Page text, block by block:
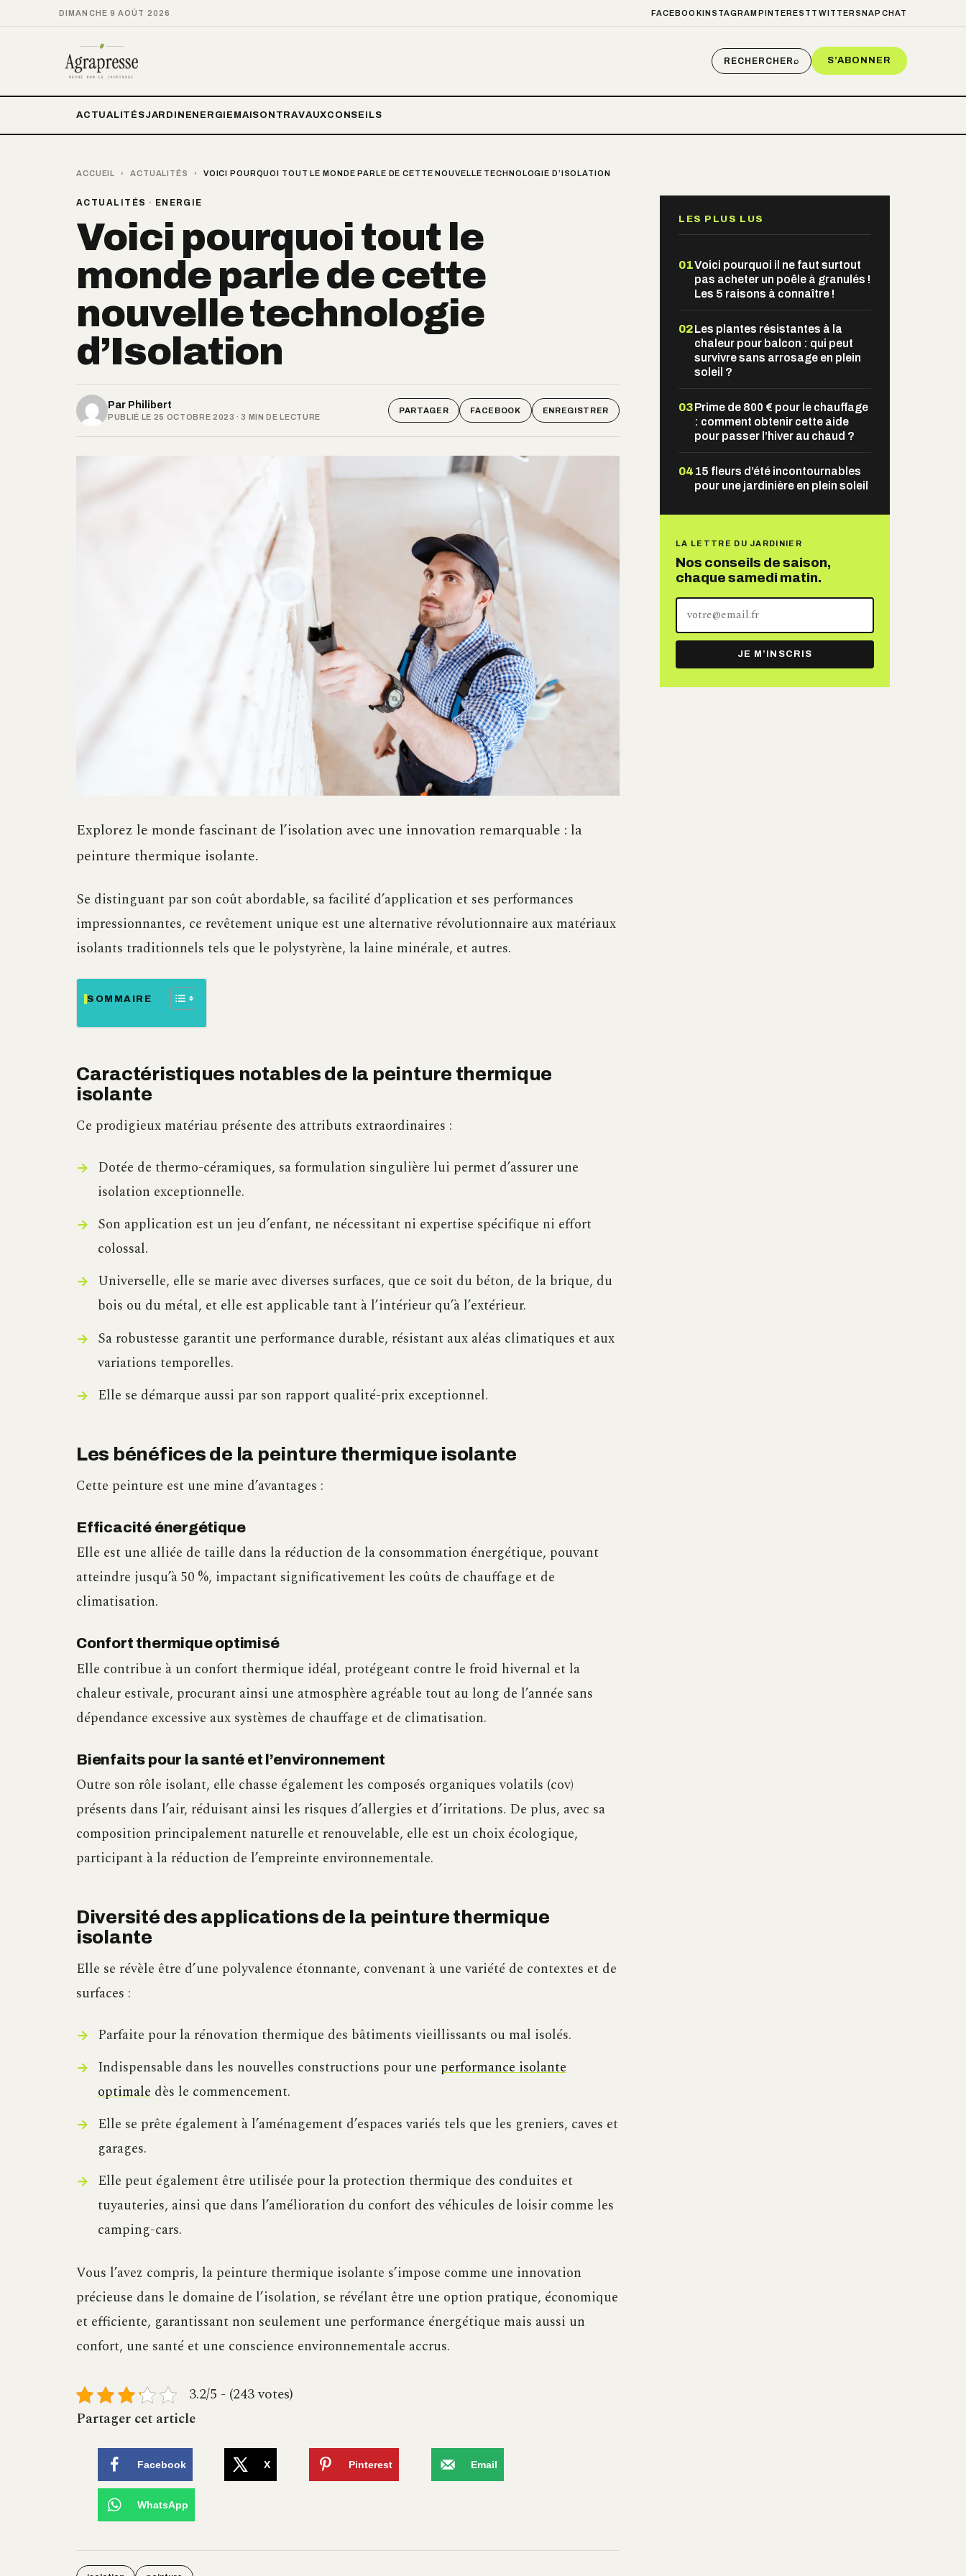
DIMANCHE 9 AOÛT 2026 FACEBOOKINSTAGRAM PINTEREST TWITTER SNAPCHAT
RECHERCHER⌕ S’ABONNER
ACTUALITÉSJARDIN ENERGIE MAISON TRAVAUXCONSEILS
ACCUEIL › ACTUALITÉS › VOICI POURQUOI TOUT LE MONDE PARLE DE CETTE NOUVELLE TECHNOLOGIE D’ISOLATION
ACTUALITÉS · ENERGIE
Voici pourquoi tout le
monde parle de cette
nouvelle technologie
d’Isolation
Par Philibert
PUBLIÉ LE 25 OCTOBRE 2023 · 3 MIN DE LECTURE
PARTAGER FACEBOOK ENREGISTRER
Explorez le monde fascinant de l’isolation avec une innovation remarquable : la
peinture thermique isolante.
Se distinguant par son coût abordable, sa facilité d’application et ses performances
impressionnantes, ce revêtement unique est une alternative révolutionnaire aux matériaux
isolants traditionnels tels que le polystyrène, la laine minérale, et autres.
SOMMAIRE
Caractéristiques notables de la peinture thermique
isolante
Ce prodigieux matériau présente des attributs extraordinaires :
Dotée de thermo-céramiques, sa formulation singulière lui permet d’assurer une
isolation exceptionnelle.
Son application est un jeu d’enfant, ne nécessitant ni expertise spécifique ni effort
colossal.
Universelle, elle se marie avec diverses surfaces, que ce soit du béton, de la brique, du
bois ou du métal, et elle est applicable tant à l’intérieur qu’à l’extérieur.
Sa robustesse garantit une performance durable, résistant aux aléas climatiques et aux
variations temporelles.
Elle se démarque aussi par son rapport qualité-prix exceptionnel.
Les bénéfices de la peinture thermique isolante
Cette peinture est une mine d’avantages :
Efficacité énergétique
Elle est une alliée de taille dans la réduction de la consommation énergétique, pouvant
atteindre jusqu’à 50 %, impactant significativement les coûts de chauffage et de
climatisation.
Confort thermique optimisé
Elle contribue à un confort thermique idéal, protégeant contre le froid hivernal et la
chaleur estivale, procurant ainsi une atmosphère agréable tout au long de l’année sans
dépendance excessive aux systèmes de chauffage et de climatisation.
Bienfaits pour la santé et l’environnement
Outre son rôle isolant, elle chasse également les composés organiques volatils (cov)
présents dans l’air, réduisant ainsi les risques d’allergies et d’irritations. De plus, avec sa
composition principalement naturelle et renouvelable, elle est un choix écologique,
participant à la réduction de l’empreinte environnementale.
Diversité des applications de la peinture thermique
isolante
Elle se révèle être d’une polyvalence étonnante, convenant à une variété de contextes et de
surfaces :
Parfaite pour la rénovation thermique des bâtiments vieillissants ou mal isolés.
Indispensable dans les nouvelles constructions pour uneperformance isolante
optimaledès le commencement.
Elle se prête également à l’aménagement d’espaces variés tels que les greniers, caves et
garages.
Elle peut également être utilisée pour la protection thermique des conduites et
tuyauteries, ainsi que dans l’amélioration du confort des véhicules de loisir comme les
camping-cars.
Vous l’avez compris, la peinture thermique isolante s’impose comme une innovation
précieuse dans le domaine de l’isolation, se révélant être une option pratique, économique
et efficiente, garantissant non seulement une performance énergétique mais aussi un
confort, une santé et une conscience environnementale accrus.
3.2/5 - (243 votes)
Partager cet article
Facebook X Pinterest Email
WhatsApp
LES PLUS LUS
01Voici pourquoi il ne faut surtout
pas acheter un poêle à granulés !
Les 5 raisons à connaître !
02Les plantes résistantes à la
chaleur pour balcon : qui peut
survivre sans arrosage en plein
soleil ?
03Prime de 800 € pour le chauffage
: comment obtenir cette aide
pour passer l’hiver au chaud ?
04 15 fleurs d’été incontournables
pour une jardinière en plein soleil
LA LETTRE DU JARDINIER
Nos conseils de saison,
chaque samedi matin.
adresse
mail
JE M’INSCRIS